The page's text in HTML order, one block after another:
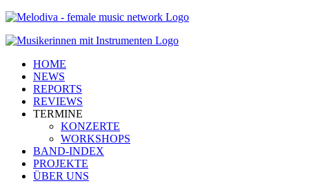
HOME
NEWS
REPORTS
REVIEWS
TERMINE
KONZERTE
WORKSHOPS
BAND-INDEX
PROJEKTE
ÜBER UNS